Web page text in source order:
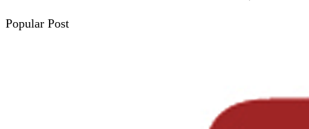
Popular Post